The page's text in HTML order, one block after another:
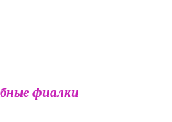
фиалки